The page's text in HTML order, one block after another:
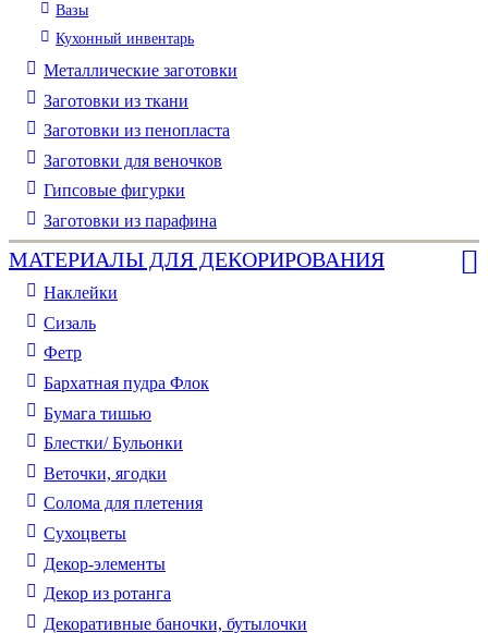
Вазы
Кухонный инвентарь
Металлические заготовки
Заготовки из ткани
Заготовки из пенопласта
Заготовки для веночков
Гипсовые фигурки
Заготовки из парафина
МАТЕРИАЛЫ ДЛЯ ДЕКОРИРОВАНИЯ
Наклейки
Сизаль
Фетр
Бархатная пудра Флок
Бумага тишью
Блестки/ Бульонки
Веточки, ягодки
Солома для плетения
Cухоцветы
Декор-элементы
Декор из ротанга
Декоративные баночки, бутылочки